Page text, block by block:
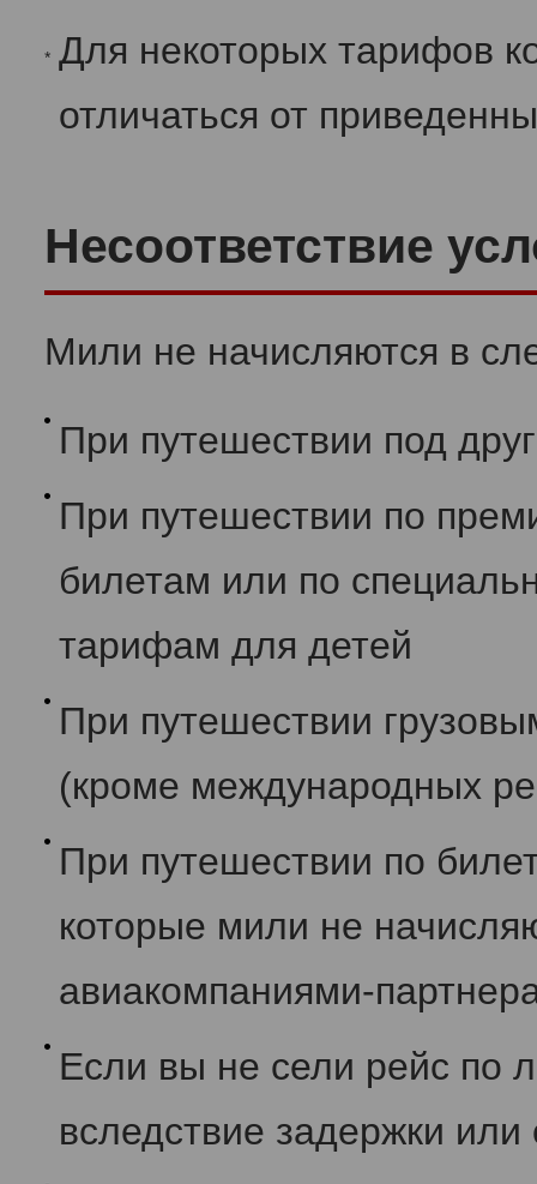
* Для некоторых тарифов
отличаться от
Несоответствие
Мили не начисляются в
При путешествии под
При путешествии по
билетам или по
тарифам для детей
При путешествии
(кроме международных
При путешествии по
которые мили не
авиакомпаниями-
Если вы не сели рейс по
вследствие задержки